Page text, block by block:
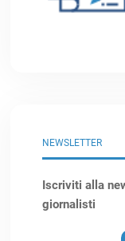
NEWSLETTER
Iscriviti alla
giornalisti